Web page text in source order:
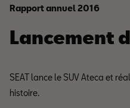
Rapport annuel 2016
Lancement
SEAT lance le SUV Ateca et
histoire.